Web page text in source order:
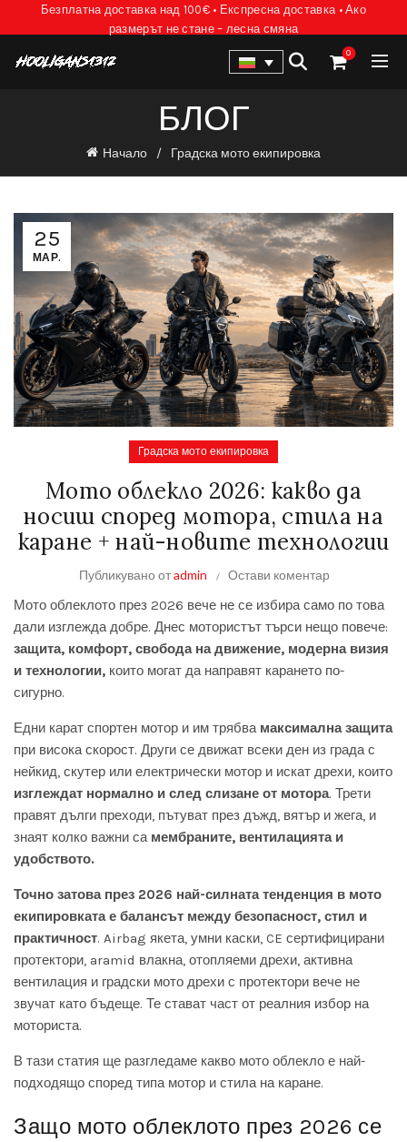
Безплатна доставка над 100€ • Експресна доставка • Ако
размерът не стане – лесна смяна
0
БЛОГ
Начало Градска мото екипировка
25
МАР.
Градска мото екипировка
Мото облекло 2026: какво да
носиш според мотора, стила на
каране + най-новите технологии
Публикувано отadmin Остави коментар
Мото облеклото през 2026 вече не се избира само по това
дали изглежда добре. Днес мотористът търси нещо повече:
защита, комфорт, свобода на движение, модерна визия
и технологии, които могат да направят карането по-
сигурно.
Едни карат спортен мотор и им трябва максимална защита
при висока скорост. Други се движат всеки ден из града с
нейкид, скутер или електрически мотор и искат дрехи, които
изглеждат нормално и след слизане от мотора. Трети
правят дълги преходи, пътуват през дъжд, вятър и жега, и
знаят колко важни са мембраните, вентилацията и
удобството.
Точно затова през 2026 най-силната тенденция в мото
екипировката е балансът между безопасност, стил и
практичност. Airbag якета, умни каски, CE сертифицирани
протектори, aramid влакна, отопляеми дрехи, активна
вентилация и градски мото дрехи с протектори вече не
звучат като бъдеще. Те стават част от реалния избор на
моториста.
В тази статия ще разгледаме какво мото облекло е най-
подходящо според типа мотор и стила на каране.
Защо мото облеклото през 2026 се